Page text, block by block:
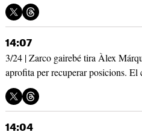
14:07
3/24 | Zarco gairebé tira Àlex
aprofita per recuperar posicions. El
14:04